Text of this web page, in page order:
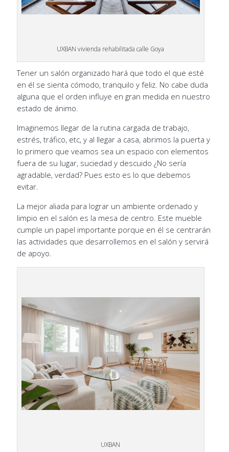
UXBAN vivienda rehabilitada calle Goya
Tener un salón organizado hará que todo el que esté
en él se sienta cómodo, tranquilo y feliz. No cabe duda
alguna que el orden influye en gran medida en nuestro
estado de ánimo.
Imaginemos llegar de la rutina cargada de trabajo,
estrés, tráfico, etc, y al llegar a casa, abrimos la puerta y
lo primero que veamos sea un espacio con elementos
fuera de su lugar, suciedad y descuido ¿No sería
agradable, verdad? Pues esto es lo que debemos
evitar.
La mejor aliada para lograr un ambiente ordenado y
limpio en el salón es la mesa de centro. Este mueble
cumple un papel importante porque en él se centrarán
las actividades que desarrollemos en el salón y servirá
de apoyo.
UXBAN